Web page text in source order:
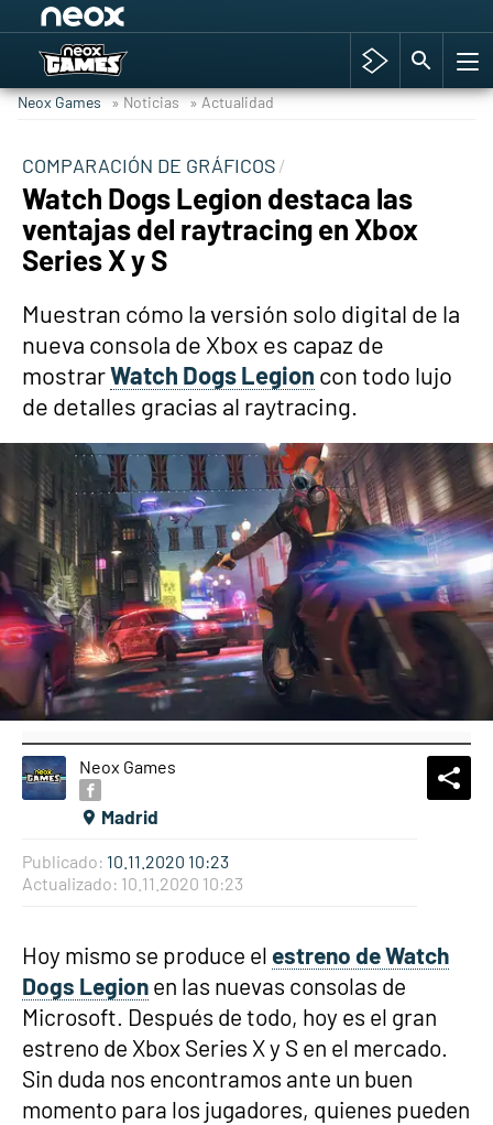
Hyrule Warriors: La Era del Cataclismo
Super Mario cafetería oficial
Cyberpunk 2077
Hyrule Warriors
Neox Games » Noticias » Actualidad
COMPARACIÓN DE GRÁFICOS
Watch Dogs Legion destaca las
ventajas del raytracing en Xbox
Series X y S
Muestran cómo la versión solo digital de la
nueva consola de Xbox es capaz de
mostrarWatch Dogs Legion con todo lujo
de detalles gracias al raytracing.
Neox Games
Madrid
Publicado: 10.11.2020 10:23
Actualizado: 10.11.2020 10:23
Hoy mismo se produce el estreno de Watch
Dogs Legion en las nuevas consolas de
Microsoft. Después de todo, hoy es el gran
estreno de Xbox Series X y S en el mercado.
Sin duda nos encontramos ante un buen
momento para los jugadores, quienes pueden